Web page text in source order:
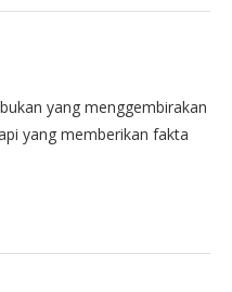
yang menggembirakan
yang memberikan fakta